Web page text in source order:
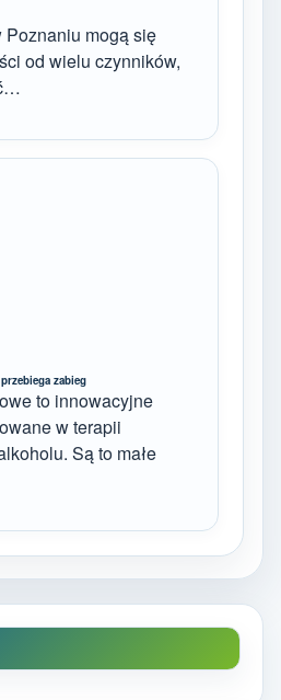
mogą się
od wielu czynników,
zabieg
to innowacyjne
w terapii
Są to małe